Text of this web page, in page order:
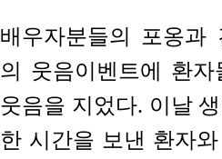
배우자분들의 포옹과
의 웃음이벤트에 환
웃음을 지었다. 이날
한 시간을 보낸 환자